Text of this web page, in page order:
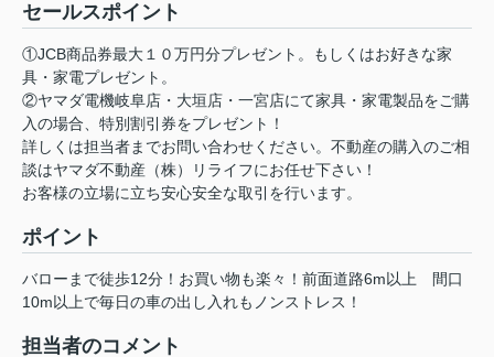
セールスポイント
①JCB商品券最大１０万円分プレゼント。もしくはお好きな家
具・家電プレゼント。
②ヤマダ電機岐阜店・大垣店・一宮店にて家具・家電製品をご購
入の場合、特別割引券をプレゼント！
詳しくは担当者までお問い合わせください。不動産の購入のご相
談はヤマダ不動産（株）リライフにお任せ下さい！
お客様の立場に立ち安心安全な取引を行います。
ポイント
バローまで徒歩12分！お買い物も楽々！前面道路6m以上
間口
10m以上で毎日の車の出し入れもノンストレス！
担当者のコメント